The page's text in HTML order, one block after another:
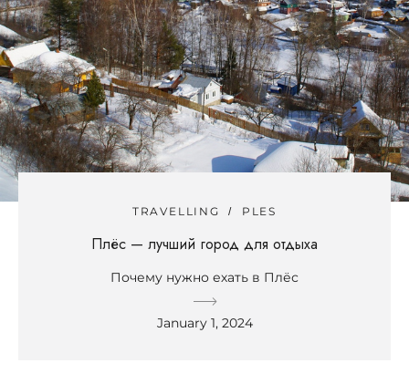
TRAVELLING PLES
Плёс — лучший город для отдыха
Почему нужно ехать в Плёс
January 1, 2024